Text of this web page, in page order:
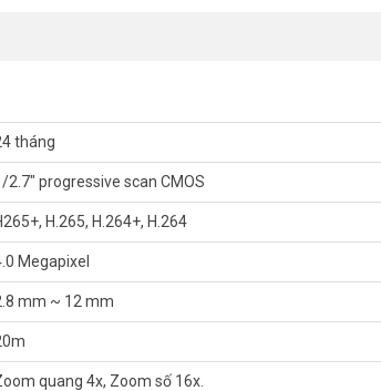
Vượt hàng rảo ảo, Phát hiện vùng đi vào, Vùng đi
Audio ra.
IK10
tháng
2.7″ progressive scan CMOS
H.265, H.264+, H.264
Megapixel
mm ~ 12 mm
quang 4x, Zoom số 16x.